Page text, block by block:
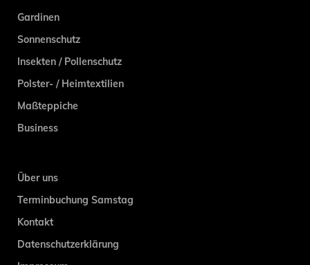
Gardinen
Sonnenschutz
Insekten / Pollenschutz
Polster- / Heimtextilien
Maßteppiche
Business
Über uns
Terminbuchung Samstag
Kontakt
Datenschutzerklärung